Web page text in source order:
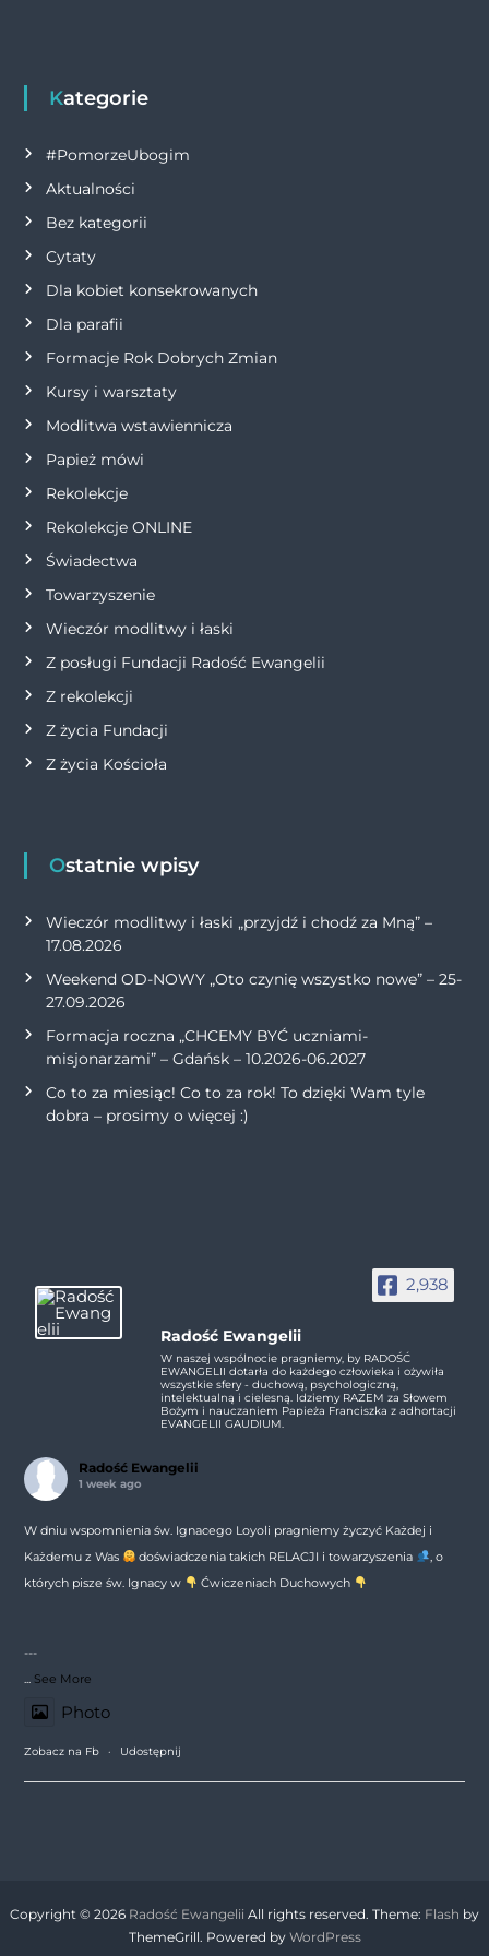
k
g
a
c
j
a
w
p
i
s
u
Kategorie
#PomorzeUbogim
Aktualności
Bez kategorii
Cytaty
Dla kobiet konsekrowanych
Dla parafii
Formacje Rok Dobrych Zmian
Kursy i warsztaty
Modlitwa wstawiennicza
Papież mówi
Rekolekcje
Rekolekcje ONLINE
Świadectwa
Towarzyszenie
Wieczór modlitwy i łaski
Z posługi Fundacji Radość Ewangelii
Z rekolekcji
Z życia Fundacji
Z życia Kościoła
Ostatnie wpisy
Wieczór modlitwy i łaski „przyjdź i chodź za Mną” –
17.08.2026
Weekend OD-NOWY „Oto czynię wszystko nowe” – 25-
27.09.2026
Formacja roczna „CHCEMY BYĆ uczniami-
misjonarzami” – Gdańsk – 10.2026-06.2027
Co to za miesiąc! Co to za rok! To dzięki Wam tyle
dobra – prosimy o więcej :)
2,938
Radość Ewangelii
W naszej wspólnocie pragniemy, by RADOŚĆ
EWANGELII dotarła do każdego człowieka i ożywiła
wszystkie sfery - duchową, psychologiczną,
intelektualną i cielesną. Idziemy RAZEM za Słowem
Bożym i nauczaniem Papieża Franciszka z adhortacji
EVANGELII GAUDIUM.
Radość Ewangelii
1 week ago
W dniu wspomnienia św. Ignacego Loyoli pragniemy życzyć Każdej i
Każdemu z Was
doświadczenia takich RELACJI i towarzyszenia
, o
których pisze św. Ignacy w
Ćwiczeniach Duchowych
---
See More
Photo
Zobacz na Fb · Udostępnij
Copyright © 2026 Radość Ewangelii All rights reserved. Theme: Flash by
ThemeGrill. Powered by WordPress